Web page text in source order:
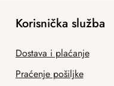
Korisnička služba
Dostava i plaćanje
Praćenje pošiljke